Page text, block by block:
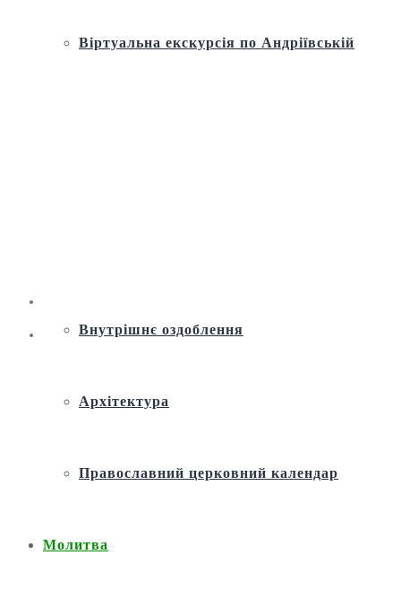
Віртуальна екскурсія по Андріївській
Внутрішнє оздоблення
Архітектура
Православний церковний календар
Молитва